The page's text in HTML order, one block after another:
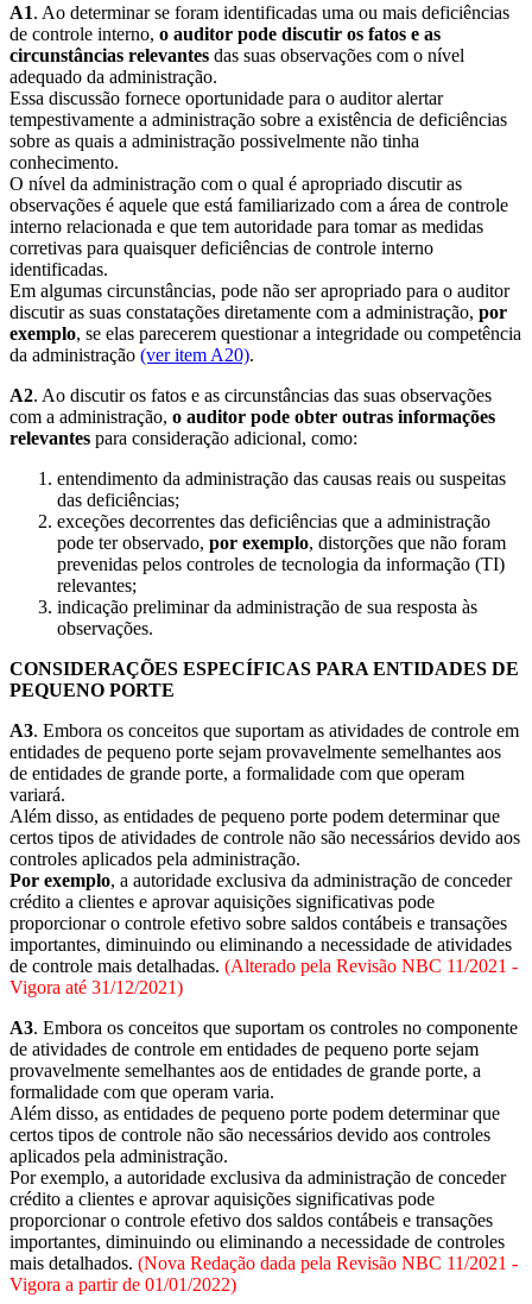
A1. Ao determinar se foram identificadas uma ou mais deficiências
de controle interno, o auditor pode discutir os fatos e as
circunstâncias relevantes das suas observações com o nível
adequado da administração.
Essa discussão fornece oportunidade para o auditor alertar
tempestivamente a administração sobre a existência de deficiências
sobre as quais a administração possivelmente não tinha
conhecimento.
O nível da administração com o qual é apropriado discutir as
observações é aquele que está familiarizado com a área de controle
interno relacionada e que tem autoridade para tomar as medidas
corretivas para quaisquer deficiências de controle interno
identificadas.
Em algumas circunstâncias, pode não ser apropriado para o auditor
discutir as suas constatações diretamente com a administração, por
exemplo, se elas parecerem questionar a integridade ou competência
da administração (ver item A20).
A2. Ao discutir os fatos e as circunstâncias das suas observações
com a administração, o auditor pode obter outras informações
relevantes para consideração adicional, como:
entendimento da administração das causas reais ou suspeitas
das deficiências;
exceções decorrentes das deficiências que a administração
pode ter observado, por exemplo, distorções que não foram
prevenidas pelos controles de tecnologia da informação (TI)
relevantes;
indicação preliminar da administração de sua resposta às
observações.
CONSIDERAÇÕES ESPECÍFICAS PARA ENTIDADES DE
PEQUENO PORTE
A3. Embora os conceitos que suportam as atividades de controle em
entidades de pequeno porte sejam provavelmente semelhantes aos
de entidades de grande porte, a formalidade com que operam
variará.
Além disso, as entidades de pequeno porte podem determinar que
certos tipos de atividades de controle não são necessários devido aos
controles aplicados pela administração.
Por exemplo, a autoridade exclusiva da administração de conceder
crédito a clientes e aprovar aquisições significativas pode
proporcionar o controle efetivo sobre saldos contábeis e transações
importantes, diminuindo ou eliminando a necessidade de atividades
de controle mais detalhadas. (Alterado pela Revisão NBC 11/2021 -
Vigora até 31/12/2021)
A3. Embora os conceitos que suportam os controles no componente
de atividades de controle em entidades de pequeno porte sejam
provavelmente semelhantes aos de entidades de grande porte, a
formalidade com que operam varia.
Além disso, as entidades de pequeno porte podem determinar que
certos tipos de controle não são necessários devido aos controles
aplicados pela administração.
Por exemplo, a autoridade exclusiva da administração de conceder
crédito a clientes e aprovar aquisições significativas pode
proporcionar o controle efetivo dos saldos contábeis e transações
importantes, diminuindo ou eliminando a necessidade de controles
mais detalhados. (Nova Redação dada pela Revisão NBC 11/2021 -
Vigora a partir de 01/01/2022)